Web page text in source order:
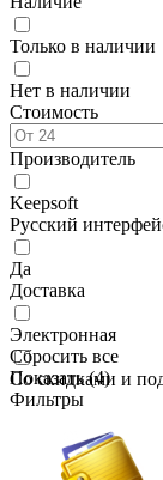
Только в наличии
Нет в наличии
Стоимость
Производитель
Keepsoft
Русский
Да
Доставка
Электронная
Со скидками и
Сбросить все
Показать (4)
Фильтры